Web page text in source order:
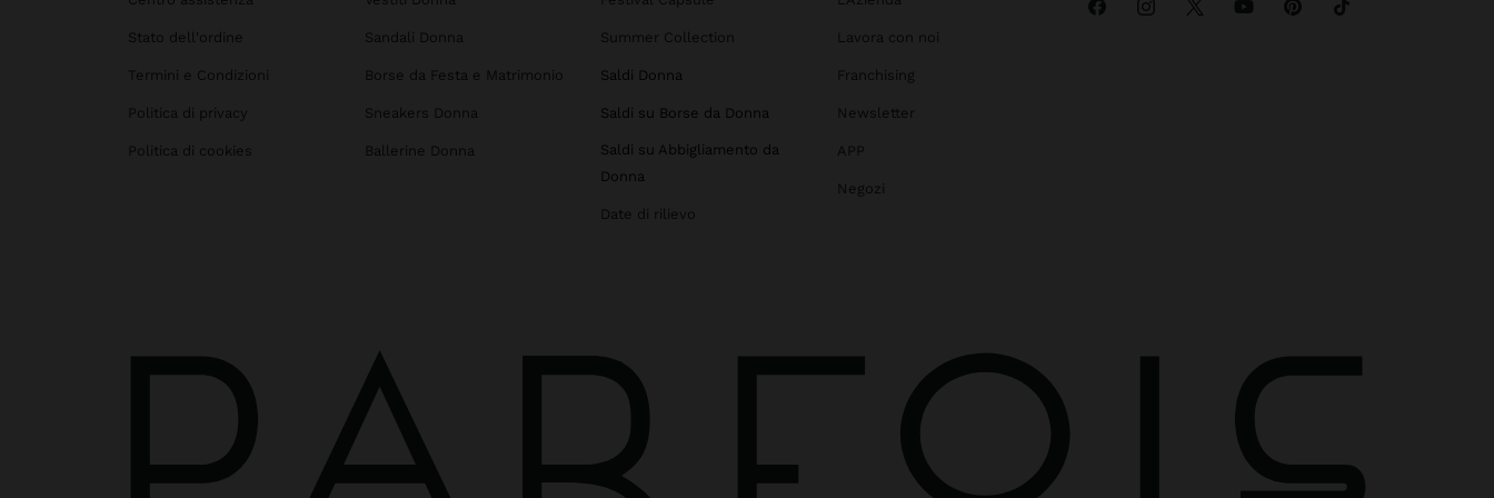
Stato dell'ordine
Termini e Condizioni
Politica di privacy
Politica di cookies
Sandali Donna
Borse da Festa e Matrimonio
Sneakers Donna
Ballerine Donna
Summer Collection
Saldi Donna
Saldi su Borse da Donna
Saldi su Abbigliamento da
Donna
Date di rilievo
Lavora con noi
Franchising
Newsletter
APP
Negozi